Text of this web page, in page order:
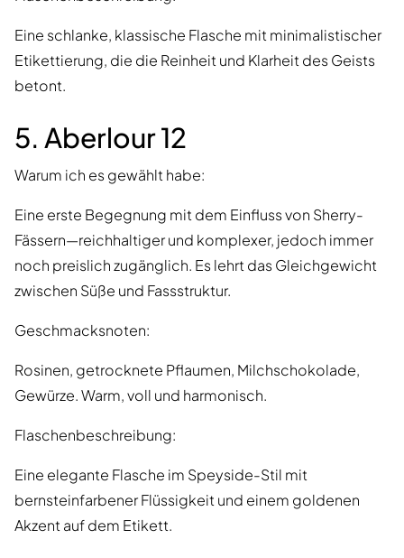
Eine schlanke, klassische Flasche mit minimalistischer
Etikettierung, die die Reinheit und Klarheit des Geists
betont.
5. Aberlour 12
Warum ich es gewählt habe:
Eine erste Begegnung mit dem Einfluss von Sherry-
Fässern—reichhaltiger und komplexer, jedoch immer
noch preislich zugänglich. Es lehrt das Gleichgewicht
zwischen Süße und Fassstruktur.
Geschmacksnoten:
Rosinen, getrocknete Pflaumen, Milchschokolade,
Gewürze. Warm, voll und harmonisch.
Flaschenbeschreibung:
Eine elegante Flasche im Speyside-Stil mit
bernsteinfarbener Flüssigkeit und einem goldenen
Akzent auf dem Etikett.